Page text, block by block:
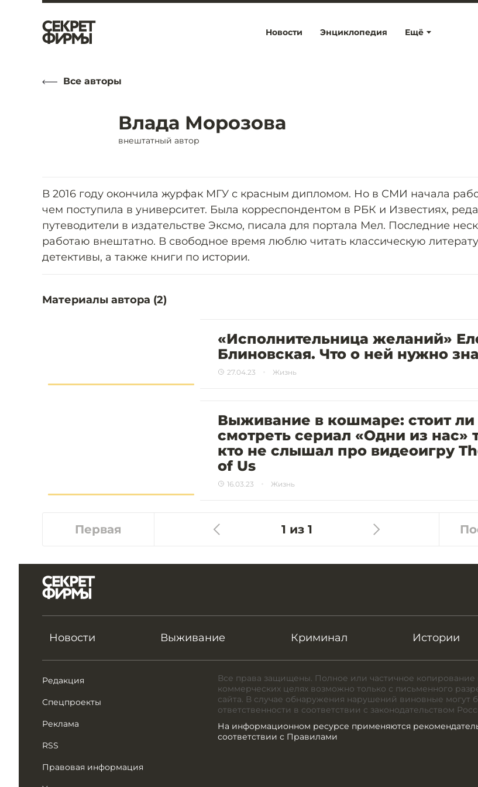
Ещё
Новости Энциклопедия
Все авторы
Влада Морозова
внештатный автор
В 2016 году окончила журфак МГУ с красным дипломом. Но в СМИ начала
чем поступила в университет. Была корреспондентом в РБК и Известиях,
путеводители в издательстве Эксмо, писала для портала Мел. Последние
работаю внештатно. В свободное время люблю читать классическую
детективы, а также книги по истории.
Материалы автора (2)
«Исполнительница желаний»
Блиновская. Что о ней нужно
27.04.23 Жизнь
Выживание в кошмаре: стоит ли
смотреть сериал «Одни из нас»
кто не слышал про видеоигру
of Us
16.03.23 Жизнь
Первая 1 из 1
Новости Выживание Криминал Истории
Редакция
Спецпроекты
Реклама
RSS
Правовая информация
Все права защищены. Полное или частичное копирование
коммерческих целях возможно только с письменного
сайта. В случае обнаружения нарушений виновные могут
ответственности в соответствии с законодательством
На информационном ресурсе применяются
соответствии с Правилами